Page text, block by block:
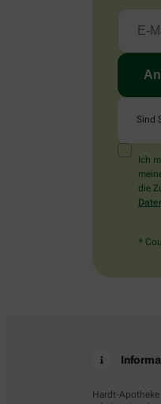
Sind
Ich
die
*
Hardt-Apotheke